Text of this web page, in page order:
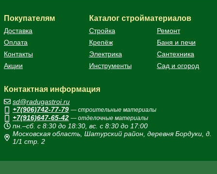
Покупателям
Доставка
Оплата
Контакты
Акции
Каталог стройматериалов
Стройка
Ремонт
Крепёж
Баня и печи
Электрика
Сантехника
Инструменты
Сад и огород
Контактная информация
sd@radugastroi.ru
+7(906)742-77-79 — строительные материалы
+7(916)647-65-42 — отделочные материалы
пн.–сб. с 8:30 до 18:30, вс. с 8:30 до 17:00
Московская область, Шатурский район, деревня Бордуки, д.
1/1 стр. 2